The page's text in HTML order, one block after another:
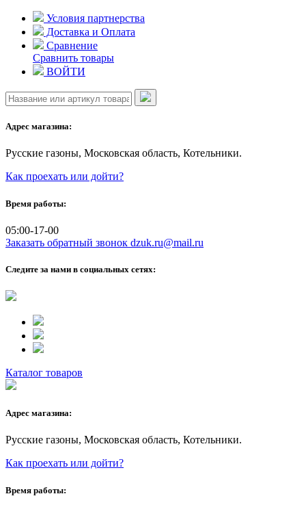
Skip
content
Условия партнерства
Доставка и Оплата
Сравнение
Сравнить товары
ВОЙТИ
Адрес магазина:
Русские газоны, Московская область, Котельники.
Как проехать или дойти?
Время работы:
05:00-17-00
Заказать обратный звонок dzuk.ru@mail.ru
Следите за нами в социальных сетях:
Каталог товаров
Адрес магазина:
Русские газоны, Московская область, Котельники.
Как проехать или дойти?
Время работы: